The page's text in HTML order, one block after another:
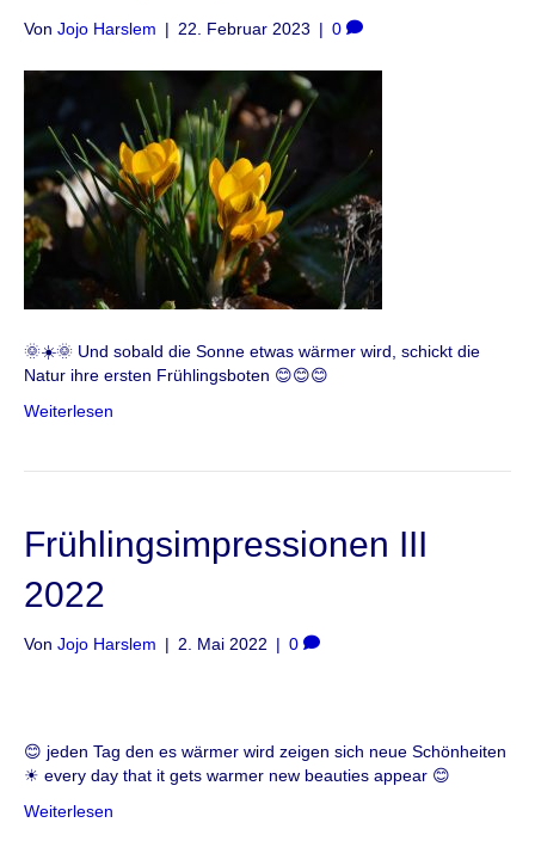
Von Jojo Harslem | 22. Februar 2023 | 0
🌞☀️🌞 Und sobald die Sonne etwas wärmer wird, schickt die
Natur ihre ersten Frühlingsboten 😊😊😊
Weiterlesen
Frühlingsimpressionen III
2022
Von Jojo Harslem | 2. Mai 2022 | 0
😊 jeden Tag den es wärmer wird zeigen sich neue Schönheiten
☀ every day that it gets warmer new beauties appear 😊
Weiterlesen